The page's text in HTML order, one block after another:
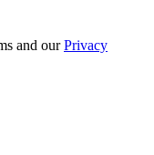
and ourPrivacy